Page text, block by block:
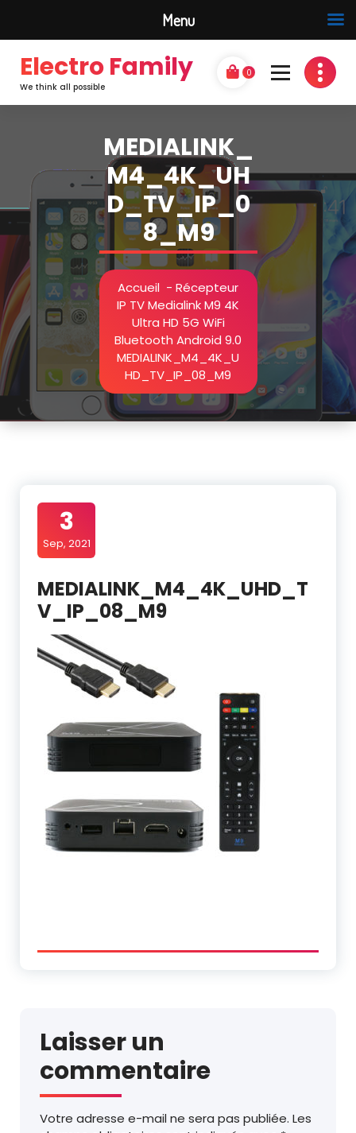
Electro Family
We think all possible
0
MEDIALINK_
M4_4K_UH
D_TV_IP_0
8_M9
Accueil - Récepteur
IP TV Medialink M9 4K
Ultra HD 5G WiFi
Bluetooth Android 9.0
MEDIALINK_M4_4K_U
HD_TV_IP_08_M9
3
Sep, 2021
MEDIALINK_M4_4K_UHD_T
V_IP_08_M9
Laisser un
commentaire
Votre adresse e-mail ne sera pas publiée. Les
Menu